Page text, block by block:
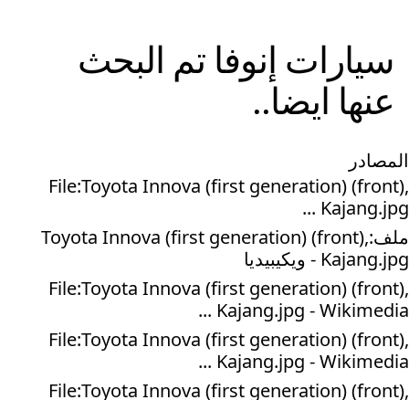
سيارات إنوفا تم البحث
عنها ايضا..
المصادر
File:Toyota Innova (first generation) (front),
Kajang.jpg ...
ملف:Toyota Innova (first generation) (front),
Kajang.jpg - ويكيبيديا
File:Toyota Innova (first generation) (front),
Kajang.jpg - Wikimedia ...
File:Toyota Innova (first generation) (front),
Kajang.jpg - Wikimedia ...
File:Toyota Innova (first generation) (front),